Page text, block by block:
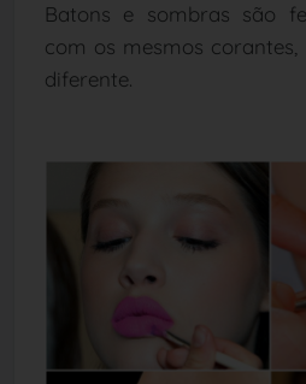
Batons e sombras são
com os mesmos
diferente.